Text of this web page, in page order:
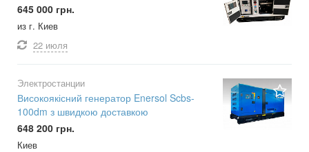
645 000 грн.
из г. Киев
22 июля
Электростанции
Високоякісний генератор Enersol Scbs-
100dm з швидкою доставкою
648 200 грн.
Киев